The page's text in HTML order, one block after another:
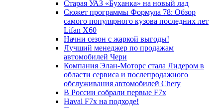
Старая УАЗ «Буханка» на новый лад
Сюжет программы Формула 78: Обзор
самого популярного кузова последних лет
Lifan X60
Начни сезон с жаркой выгоды!
Лучший менеджер по продажам
автомобилей Чери
Компания Элан-Моторс стала Лидером в
области сервиса и послепродажного
обслуживания автомобилей Chery
В России собрали первые F7x
Haval F7x на подходе!